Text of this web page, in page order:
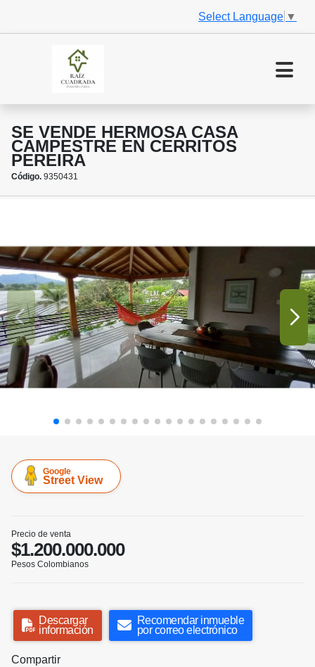
Select Language ▼
SE VENDE HERMOSA CASA
CAMPESTRE EN CERRITOS
PEREIRA
Código. 9350431
Google
Street View
Precio de venta
$1.200.000.000
Pesos Colombianos
Descargar
información
Recomendar inmueble
por correo electrónico
Compartir